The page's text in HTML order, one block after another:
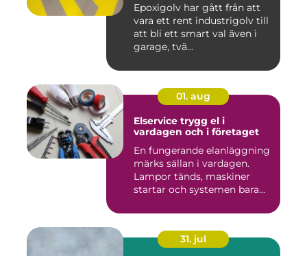
Epoxigolv har gått från att
vara ett rent industrigolv till
att bli ett smart val även i
garage, tvä...
01. aug
Elservice trygg el i
vardagen och i företaget
En fungerande elanläggning
märks sällan i vardagen.
Lampor tänds, maskiner
startar och systemen bara...
31. jul